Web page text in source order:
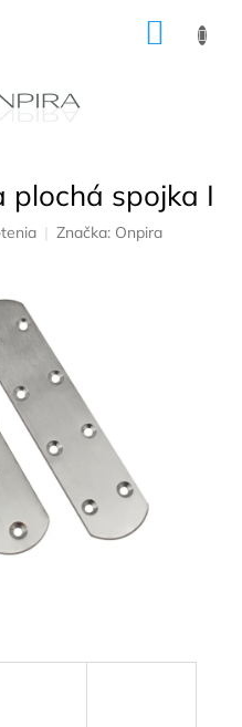
plochá spojka I
Značka: Onpira